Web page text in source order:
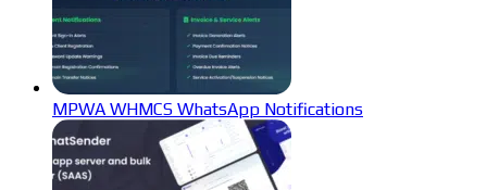
MPWA WHMCS WhatsApp Notifications